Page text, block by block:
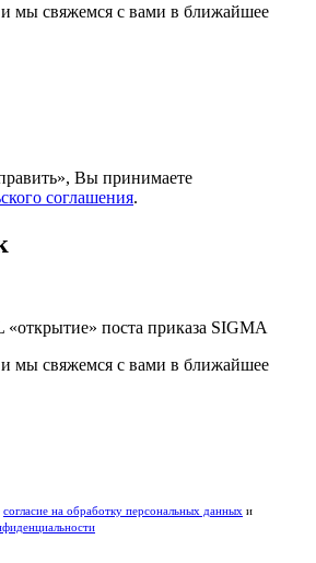
мы свяжемся с вами в ближайшее
Вы принимаете
соглашения.
поста приказа SIGMA
мы свяжемся с вами в ближайшее
согласие на обработку персональных данных и